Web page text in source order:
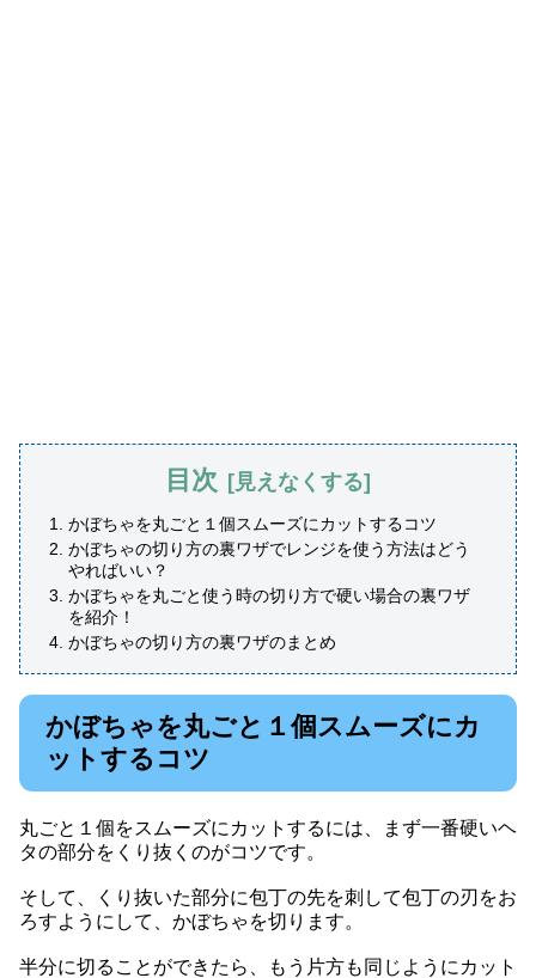
目次
かぼちゃを丸ごと１個スムーズにカットするコツ
かぼちゃの切り方の裏ワザでレンジを使う方法はどう
やればいい？
かぼちゃを丸ごと使う時の切り方で硬い場合の裏ワザ
を紹介！
かぼちゃの切り方の裏ワザのまとめ
かぼちゃを丸ごと１個スムーズにカ
ットするコツ
丸ごと１個をスムーズにカットするには、まず一番硬いヘ
タの部分をくり抜くのがコツです。
そして、くり抜いた部分に包丁の先を刺して包丁の刃をお
ろすようにして、かぼちゃを切ります。
半分に切ることができたら、もう片方も同じようにカット